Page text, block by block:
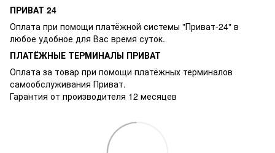
ПРИВАТ 24
Оплата при помощи платёжной системы "Приват-24" в
любое удобное для Вас время суток.
ПЛАТЁЖНЫЕ ТЕРМИНАЛЫ ПРИВАТ
Оплата за товар при помощи платёжных терминалов
самообслуживания Приват.
Гарантия от производителя 12 месяцев